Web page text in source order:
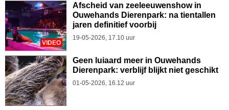
VIDEO
Afscheid van zeeleeuwenshow in
Ouwehands Dierenpark: na tientallen
jaren definitief voorbij
19-05-2026, 17.10 uur
Geen luiaard meer in Ouwehands
Dierenpark: verblijf blijkt niet geschikt
01-05-2026, 16.12 uur